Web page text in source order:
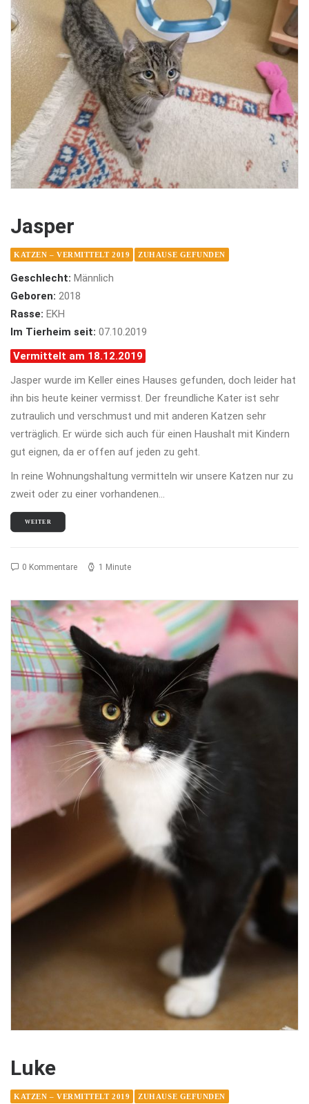
Jasper
KATZEN – VERMITTELT 2019 ZUHAUSE GEFUNDEN
Geschlecht: Männlich
Geboren: 2018
Rasse: EKH
Im Tierheim seit: 07.10.2019
Vermittelt am 18.12.2019
Jasper wurde im Keller eines Hauses gefunden, doch leider hat
ihn bis heute keiner vermisst. Der freundliche Kater ist sehr
zutraulich und verschmust und mit anderen Katzen sehr
verträglich. Er würde sich auch für einen Haushalt mit Kindern
gut eignen, da er offen auf jeden zu geht.
In reine Wohnungshaltung vermitteln wir unsere Katzen nur zu
zweit oder zu einer vorhandenen…
WEITER
0 Kommentare 1 Minute
Luke
KATZEN – VERMITTELT 2019 ZUHAUSE GEFUNDEN